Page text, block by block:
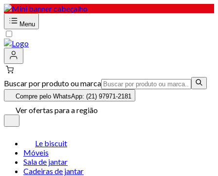
Menu
Buscar por produto ou marca
Compre pelo WhatsApp: (21) 97971-2181
Ver ofertas para a região
Le biscuit
Móveis
Sala de jantar
Cadeiras de jantar